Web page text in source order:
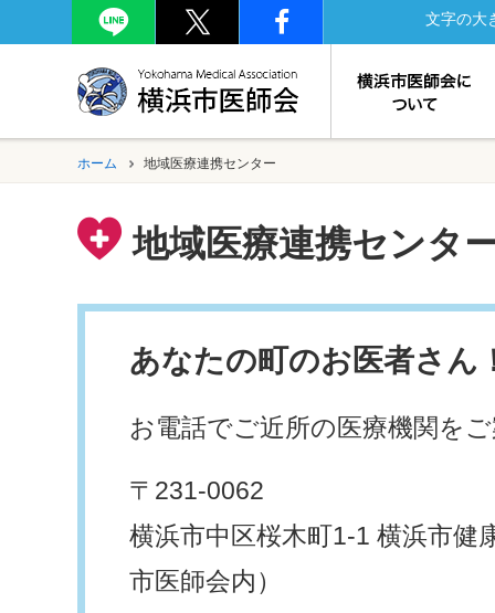
文字の大
ホーム 地域医療連携センター
地域医療連携センタ
あなたの町のお医者さん
お電話でご近所の医療機関を
〒231-0062
横浜市中区桜木町1-1 横浜市健
市医師会内）